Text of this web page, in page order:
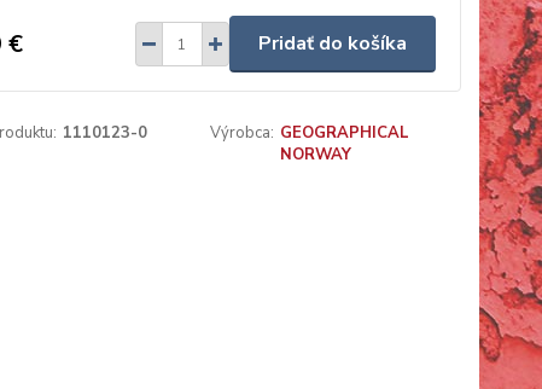
€ Pridať do košíka
1110123-0 Výrobca: GEOGRAPHICAL
NORWAY